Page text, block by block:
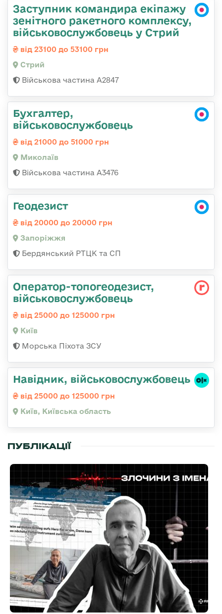
Заступник командира екіпажу
зенітного ракетного комплексу,
військовослужбовець у Стрий
від 23100 до 53100 грн
Стрий
Військова частина А2847
Бухгалтер,
військовослужбовець
від 21000 до 51000 грн
Миколаїв
Військова частина А3476
Геодезист
від 20000 до 20000 грн
Запоріжжя
Бердянський РТЦК та СП
Оператор-топогеодезист,
військовослужбовець
від 25000 до 125000 грн
Київ
Морська Піхота ЗСУ
Навідник, військовослужбовець
від 25000 до 125000 грн
Київ, Київська область
ПУБЛІКАЦІЇ